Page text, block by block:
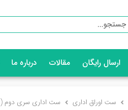
ارسال رایگان مقالات درباره ما
ست اوراق اداری ست اداری سری دوم (A4 + پاکت A4 + پاکت نامه)